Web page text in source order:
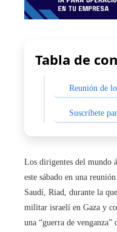
Tabla de
Reunión de
Suscríbete
Los dirigentes del mundo
este sábado en una
Saudí, Riad, durante la
militar israelí en Gaza y
una “guerra de venganza”